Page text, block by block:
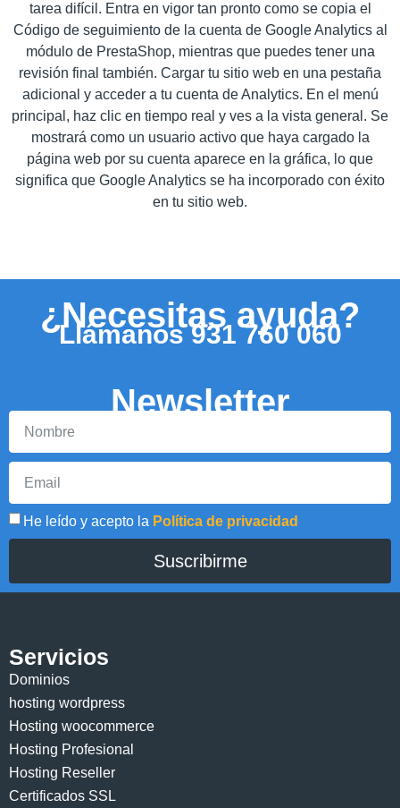
tarea difícil. Entra en vigor tan pronto como se copia el
Código de seguimiento de la cuenta de Google Analytics al
módulo de PrestaShop, mientras que puedes tener una
revisión final también. Cargar tu sitio web en una pestaña
adicional y acceder a tu cuenta de Analytics. En el menú
principal, haz clic en tiempo real y ves a la vista general. Se
mostrará como un usuario activo que haya cargado la
página web por su cuenta aparece en la gráfica, lo que
significa que Google Analytics se ha incorporado con éxito
en tu sitio web.
¿Necesitas ayuda?
Llámanos931 760 060
Newsletter
He leído y acepto la Política de privacidad
Suscribirme
Servicios
Dominios
hosting wordpress
Hosting woocommerce
Hosting Profesional
Hosting Reseller
Certificados SSL